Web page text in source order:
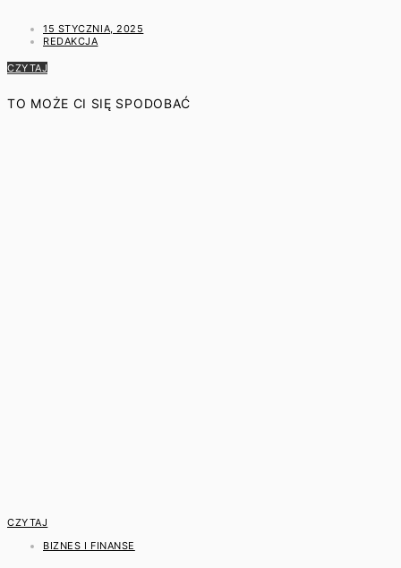
15 STYCZNIA, 2025
REDAKCJA
CZYTAJ
TO MOŻE CI SIĘ SPODOBAĆ
CZYTAJ
BIZNES I FINANSE